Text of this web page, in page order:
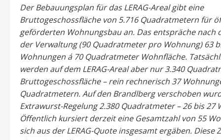
Der Bebauungsplan für das LERAG-Areal gibt eine
Bruttogeschossfläche von 5.716 Quadratmetern für
geförderten Wohnungsbau an. Das entspräche nach
der Verwaltung (90 Quadratmeter pro Wohnung) 63
Wohnungen á 70 Quadratmeter Wohnfläche.
werden auf dem LERAG-Areal aber nur 3.340
Bruttogeschossfläche – rein rechnerisch 37
Quadratmetern.Auf den Brandlberg verschoben
Extrawurst-Regelung 2.380 Quadratmeter – 26 bis 27
Öffentlich kursiert derzeit eine Gesamtzahl von 55
sich aus der LERAG-Quote insgesamt ergäben. Diese